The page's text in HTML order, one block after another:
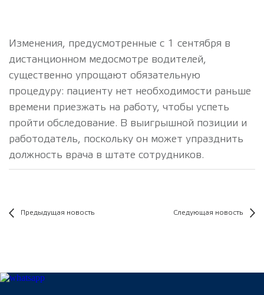
Изменения, предусмотренные с 1 сентября в
дистанционном медосмотре водителей,
существенно упрощают обязательную
процедуру: пациенту нет необходимости раньше
времени приезжать на работу, чтобы успеть
пройти обследование. В выигрышной позиции и
работодатель, поскольку он может упразднить
должность врача в штате сотрудников.
Предыдущая новость Следующая новость